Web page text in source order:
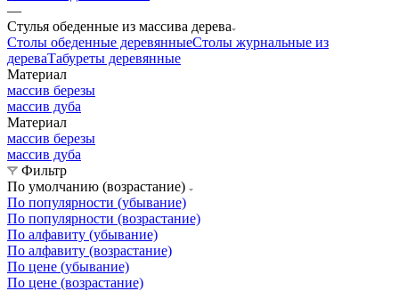
—
Стулья обеденные из массива дерева
Столы обеденные деревянныеСтолы журнальные из
дереваТабуреты деревянные
Материал
массив березы
массив дуба
Материал
массив березы
массив дуба
Фильтр
По умолчанию (возрастание)
По популярности (убывание)
По популярности (возрастание)
По алфавиту (убывание)
По алфавиту (возрастание)
По цене (убывание)
По цене (возрастание)